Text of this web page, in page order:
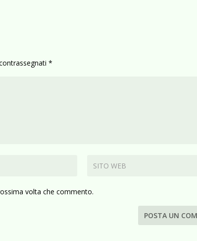
*
volta che commento.